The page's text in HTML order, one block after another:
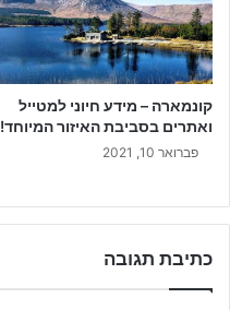
קונמארה – מידע חיוני למטייל
ואתרים בסביבת האיזור המיוחד!
פברואר 10, 2021
כתיבת תגובה